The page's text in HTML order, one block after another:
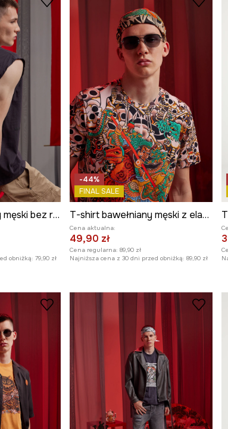
T-shirt bawełniany męski bez rękawów Tattoo Art by Michał Kidacki
obniżką: 79,90 zł
-44%
FINAL SALE
T-shirt bawełniany męski z elastanem Tattoo Art by Boren Huang – Horiren 彫壬
Cena aktualna:
49,90 zł
Cena regularna: 89,90 zł
Najniższa cena z 30 dni przed obniżką: 89,90 zł